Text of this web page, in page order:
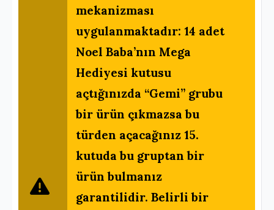
mekanizması
uygulanmaktadır: 14 adet
Noel Baba’nın Mega
Hediyesi kutusu
açtığınızda “Gemi” grubu
bir ürün çıkmazsa bu
türden açacağınız 15.
kutuda bu gruptan bir
ürün bulmanız
garantilidir. Belirli bir